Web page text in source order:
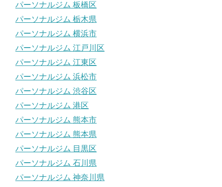
パーソナルジム 板橋区
パーソナルジム 栃木県
パーソナルジム 横浜市
パーソナルジム 江戸川区
パーソナルジム 江東区
パーソナルジム 浜松市
パーソナルジム 渋谷区
パーソナルジム 港区
パーソナルジム 熊本市
パーソナルジム 熊本県
パーソナルジム 目黒区
パーソナルジム 石川県
パーソナルジム 神奈川県